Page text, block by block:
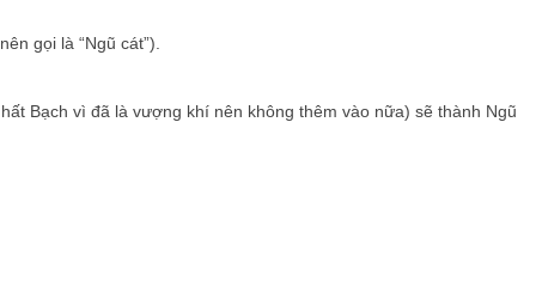
gọi là “Ngũ cát”).
Bạch vì đã là vượng khí nên không thêm vào nữa) sẽ thành Ngũ